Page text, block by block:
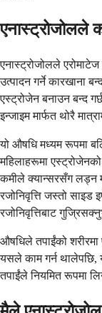
एनास्ट्रोजोलले
एनास्ट्रोजोलले
उत्पादन गर्ने कारखाना
एस्ट्रोजेन बनाउन बन्द
इन्जाइम मार्फत थोरै
यो औषधि मध्यम रूपमा
महिलाहरूमा
कमीले क्यान्सरसँग लड्न
रजोनिवृत्ति जस्तो
रजोनिवृत्तिबाट
औषधिले तपाईंको शरीरमा
यसले काम गर्न
तपाईंले नियमित रूपमा